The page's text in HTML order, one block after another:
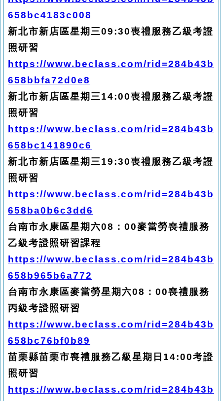
658bc4183c008
新北市新店區星期三09:30喪禮服務乙級考證
照研習
https://www.beclass.com/rid=284b43b
658bbfa72d0e8
新北市新店區星期三14:00喪禮服務乙級考證
照研習
https://www.beclass.com/rid=284b43b
658bc141890c6
新北市新店區星期三19:30喪禮服務乙級考證
照研習
https://www.beclass.com/rid=284b43b
658ba0b6c3dd6
台南市永康區星期六08：00麥當勞喪禮服務
乙級考證照研習課程
https://www.beclass.com/rid=284b43b
658b965b6a772
台南市永康區麥當勞星期六08：00喪禮服務
丙級考證照研習
https://www.beclass.com/rid=284b43b
658bc76bf0b89
苗栗縣苗栗市喪禮服務乙級星期日14:00考證
照研習
https://www.beclass.com/rid=284b43b